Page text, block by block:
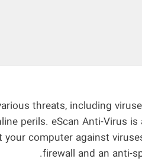
threats, including
perils. eScan Anti-Virus
computer against
firewall and an anti-